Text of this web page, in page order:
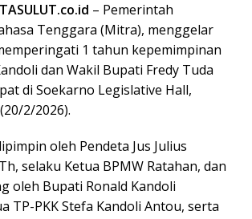
– Pemerintah
Tenggara (Mitra), menggelar
1 tahun kepemimpinan
dan Wakil Bupati Fredy Tuda
di Soekarno Legislative Hall,
2/2026).
oleh Pendeta Jus Julius
selaku Ketua BPMW Ratahan, dan
oleh Bupati Ronald Kandoli
TP-PKK Stefa Kandoli Antou, serta